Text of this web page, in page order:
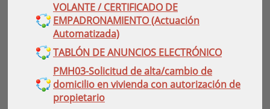
VOLANTE / CERTIFICADO DE
EMPADRONAMIENTO (Actuación
Automatizada)
TABLÓN DE ANUNCIOS ELECTRÓNICO
PMH03-Solicitud de alta/cambio de
domicilio en vivienda con autorización de
propietario